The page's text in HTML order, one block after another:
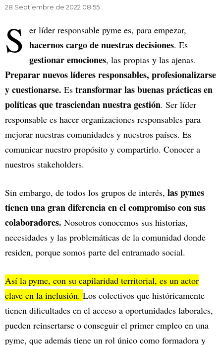
28 Septiembre de 2022 08.55
S er líder responsable pyme es, para empezar,
hacernos cargo de nuestras decisiones. Es
gestionar emociones, las propias y las ajenas.
Preparar nuevos líderes responsables, profesionalizarse
y cuestionarse. Es transformar las buenas prácticas en
políticas que trasciendan nuestra gestión. Ser líder
responsable es hacer organizaciones responsables para
mejorar nuestras comunidades y nuestros países. Es
comunicar nuestro propósito y compartirlo. Conocer a
nuestros stakeholders.
Sin embargo, de todos los grupos de interés, las pymes
tienen una gran diferencia en el compromiso con sus
colaboradores. Nosotros conocemos sus historias,
necesidades y las problemáticas de la comunidad donde
residen, porque somos parte del entramado social.
Así la pyme, con su capilaridad territorial, es un actor
clave en la inclusión. Los colectivos que históricamente
tienen dificultades en el acceso a oportunidades laborales,
pueden reinsertarse o conseguir el primer empleo en una
pyme, que además tiene un rol único como formadora y